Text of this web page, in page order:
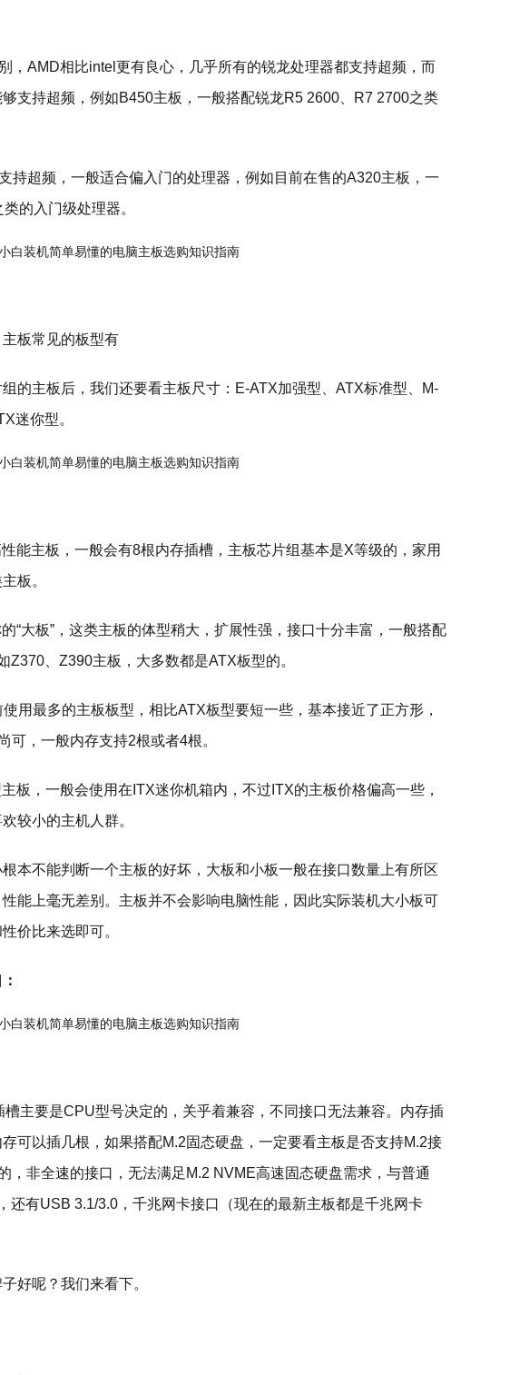
，AMD相比intel更有良心，几乎所有的锐龙处理器都支持超频，而
支持超频，例如B450主板，一般搭配锐龙R5 2600、R7 2700之类
持超频，一般适合偏入门的处理器，例如目前在售的A320主板，一
的入门级处理器。
板常见的板型有
的主板后，我们还要看主板尺寸：E-ATX加强型、ATX标准型、M-
迷你型。
能主板，一般会有8根内存插槽，主板芯片组基本是X等级的，家用
板。
“大板”，这类主板的体型稍大，扩展性强，接口十分丰富，一般搭配
Z370、Z390主板，大多数都是ATX板型的。
用最多的主板板型，相比ATX板型要短一些，基本接近了正方形，
可，一般内存支持2根或者4根。
板，一般会使用在ITX迷你机箱内，不过ITX的主板价格偏高一些，
较小的主机人群。
本不能判断一个主板的好坏，大板和小板一般在接口数量上有所区
能上毫无差别。主板并不会影响电脑性能，因此实际装机大小板可
价比来选即可。
槽主要是CPU型号决定的，关乎着兼容，不同接口无法兼容。内存插
可以插几根，如果搭配M.2固态硬盘，一定要看主板是否支持M.2接
，非全速的接口，无法满足M.2 NVME高速固态硬盘需求，与普通
还有USB 3.1/3.0，千兆网卡接口（现在的最新主板都是千兆网卡
好呢？我们来看下。